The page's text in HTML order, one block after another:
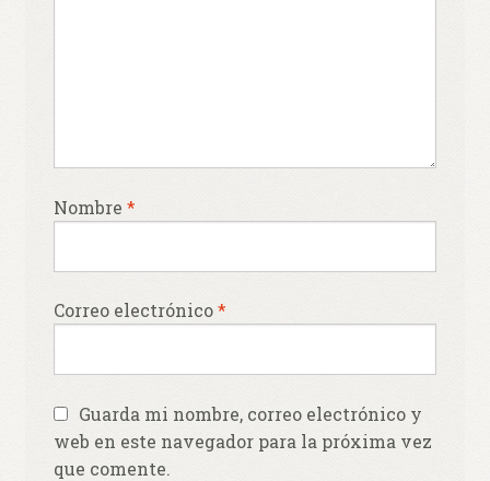
Nombre *
Correo electrónico*
Guarda mi nombre, correo electrónico y
web en este navegador para la próxima vez
que comente.